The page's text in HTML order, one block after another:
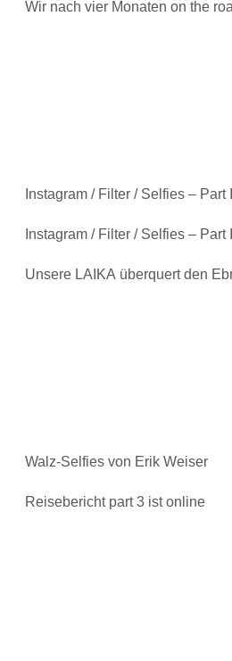
Wir nach vier Monaten on the
Instagram / Filter / Selfies – Part III
Instagram / Filter / Selfies – Part II
Unsere LAIKA überquert den
Walz-Selfies von Erik Weiser
Reisebericht part 3 ist online